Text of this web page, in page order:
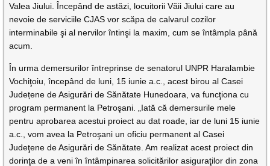
Valea Jiului. Începând de astăzi, locuitorii Văii Jiului care au
nevoie de serviciile CJAS vor scăpa de calvarul cozilor
interminabile şi al nervilor întinşi la maxim, cum se întâmpla până
acum.
În urma demersurilor întreprinse de senatorul UNPR Haralambie
Vochiţoiu, începând de luni, 15 iunie a.c., acest birou al Casei
Județene de Asigurări de Sănătate Hunedoara, va funcţiona cu
program permanent la Petroşani. „Iată că demersurile mele
pentru aprobarea acestui proiect au dat roade, iar de luni 15 iunie
a.c., vom avea la Petroşani un oficiu permanent al Casei
Judeţene de Asigurări de Sănătate. Am realizat acest proiect din
dorinţa de a veni în întâmpinarea solicitărilor asiguraţilor din zona